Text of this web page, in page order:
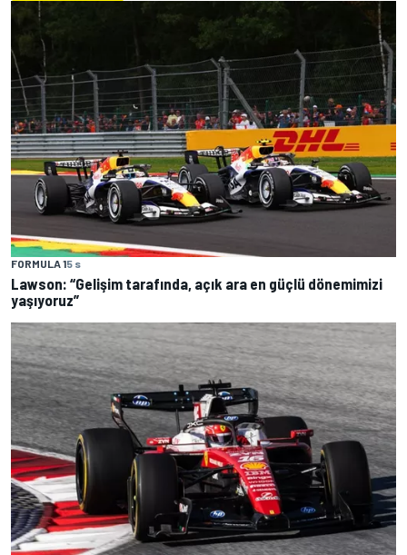
FORMULA 15 s
Lawson: “Gelişim tarafında, açık ara en güçlü dönemimizi
yaşıyoruz”